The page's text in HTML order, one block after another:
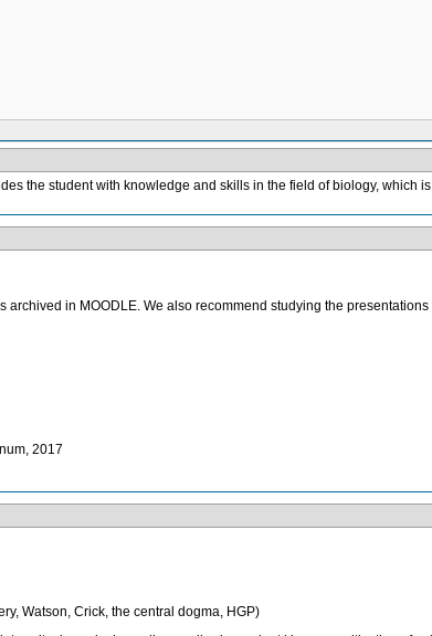
the student with knowledge and skills in the field of biology, which
in MOODLE. We also recommend studying the
2017
Watson, Crick, the central dogma, HGP)